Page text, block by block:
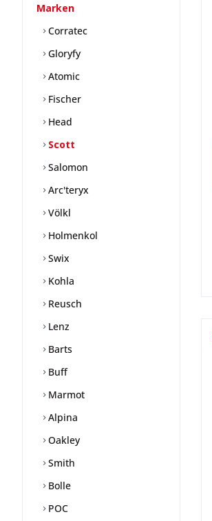
Marken
Corratec
Gloryfy
Atomic
Fischer
Head
Scott
Salomon
Arc'teryx
Völkl
Holmenkol
Swix
Kohla
Reusch
Lenz
Barts
Buff
Marmot
Alpina
Oakley
Smith
Bolle
POC